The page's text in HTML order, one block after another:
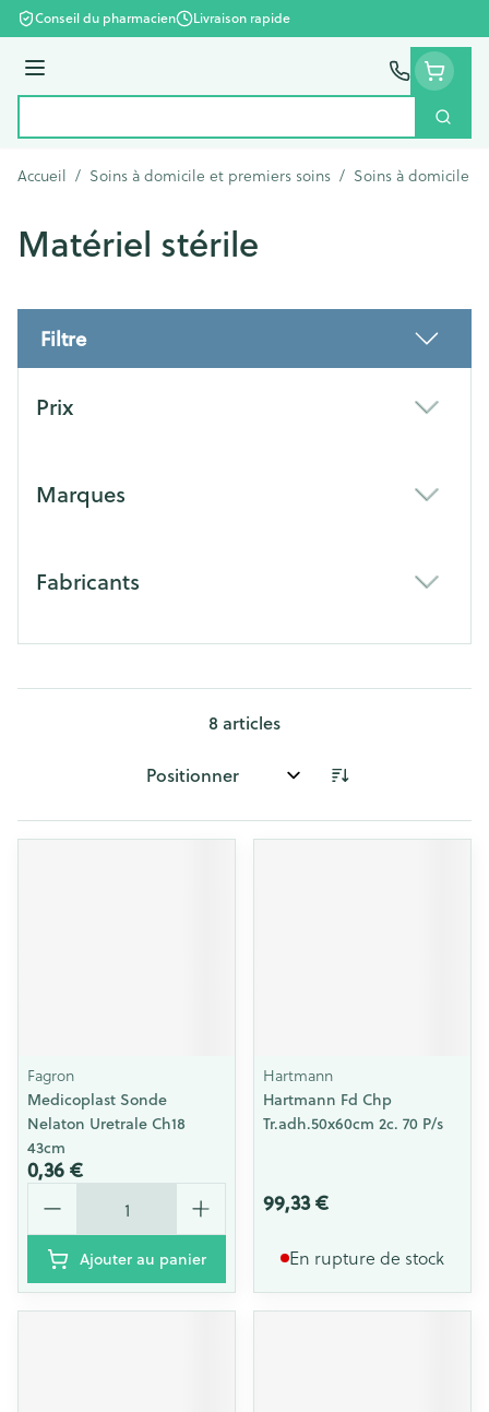
Aller au contenu
Conseil du pharmacien Livraison rapide
Menu
Accueil / Soins à domicile et premiers soins / Soins à domicile
Matériel stérile
Filtre
Prix
Marques
Fabricants
8 articles
Trier par:
Fagron
Medicoplast Sonde
Nelaton Uretrale Ch18
43cm
0,36 €
Quantité
Ajouter au panier
Hartmann
Hartmann Fd Chp
Tr.adh.50x60cm 2c. 70 P/s
99,33 €
En rupture de stock